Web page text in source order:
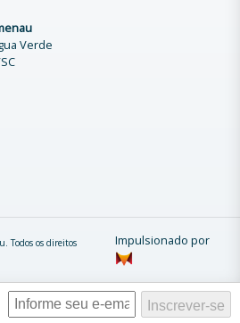
Verde
Todos os direitos
Impulsionado por